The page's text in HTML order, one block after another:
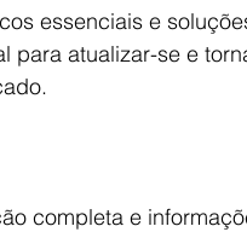
essenciais e
para atualizar-se e
completa e